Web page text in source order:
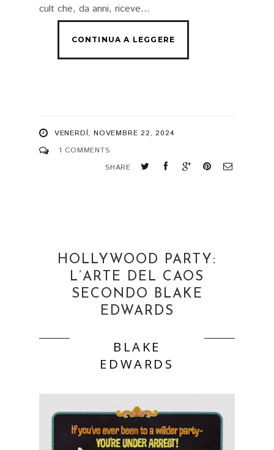
cult che, da anni, riceve...
VENERDÌ, NOVEMBRE 22, 2024
1 COMMENTS
SHARE
HOLLYWOOD PARTY:
L’ARTE DEL CAOS
SECONDO BLAKE
EDWARDS
BLAKE
EDWARDS